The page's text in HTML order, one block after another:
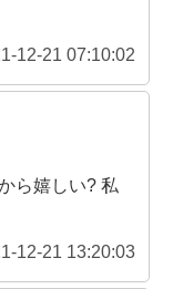
12-21 07:10:02
ら嬉しい? 私
12-21 13:20:03